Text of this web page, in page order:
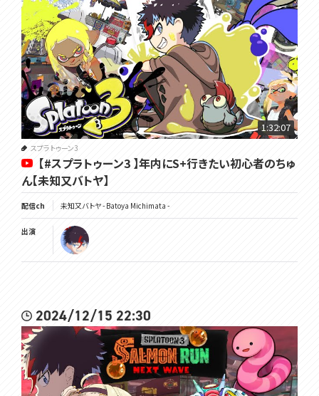
1:32:07
スプラトゥーン3
【#スプラトゥーン3 】年内にS+行きたい初心者のちゅ
ん【未知又バトヤ】
配信ch 未知又バトヤ - Batoya Michimata -
出演
2024/12/15 22:30